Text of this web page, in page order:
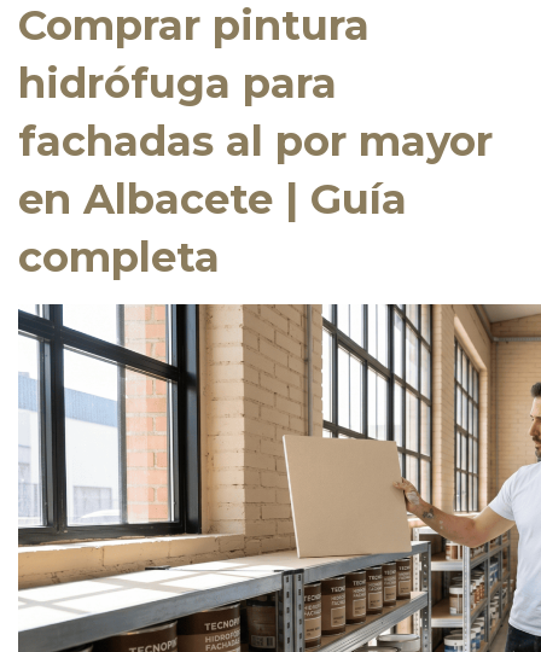
Comprar pintura
hidrófuga para
fachadas al por mayor
en Albacete | Guía
completa